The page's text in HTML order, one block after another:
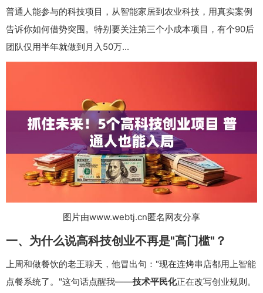
普通人能参与的科技项目，从智能家居到农业科技，用真实案例
告诉你如何借势突围。特别要关注第三个小成本项目，有个90后
团队仅用半年就做到月入50万...
图片由www.webtj.cn匿名网友分享
一、为什么说高科技创业不再是"高门槛"？
上周和做餐饮的老王聊天，他冒出句："现在连烤串店都用上智能
点餐系统了。"这句话点醒我——技术平民化正在改写创业规则。